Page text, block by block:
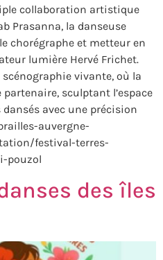
collaboration artistique
Prasanna, la danseuse
chorégraphe et metteur en
lumière Hervé Frichet.
vivante, où la
sculptant l’espace
avec une précision
auvergne-
festival-terres-
pouzol
des îles